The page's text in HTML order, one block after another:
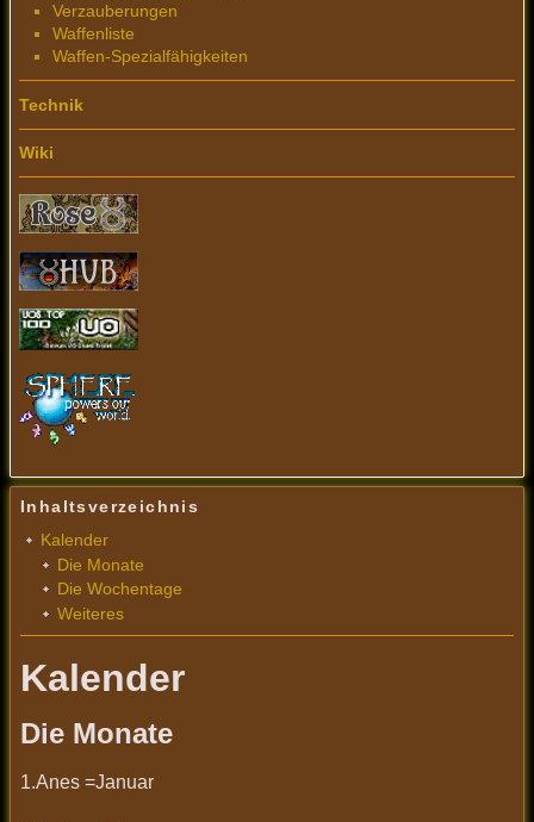
Verzauberungen
Waffenliste
Waffen-Spezialfähigkeiten
Technik
Wiki
Inhaltsverzeichnis
Kalender
Die Monate
Die Wochentage
Weiteres
Kalender
Die Monate
1.Anes =Januar